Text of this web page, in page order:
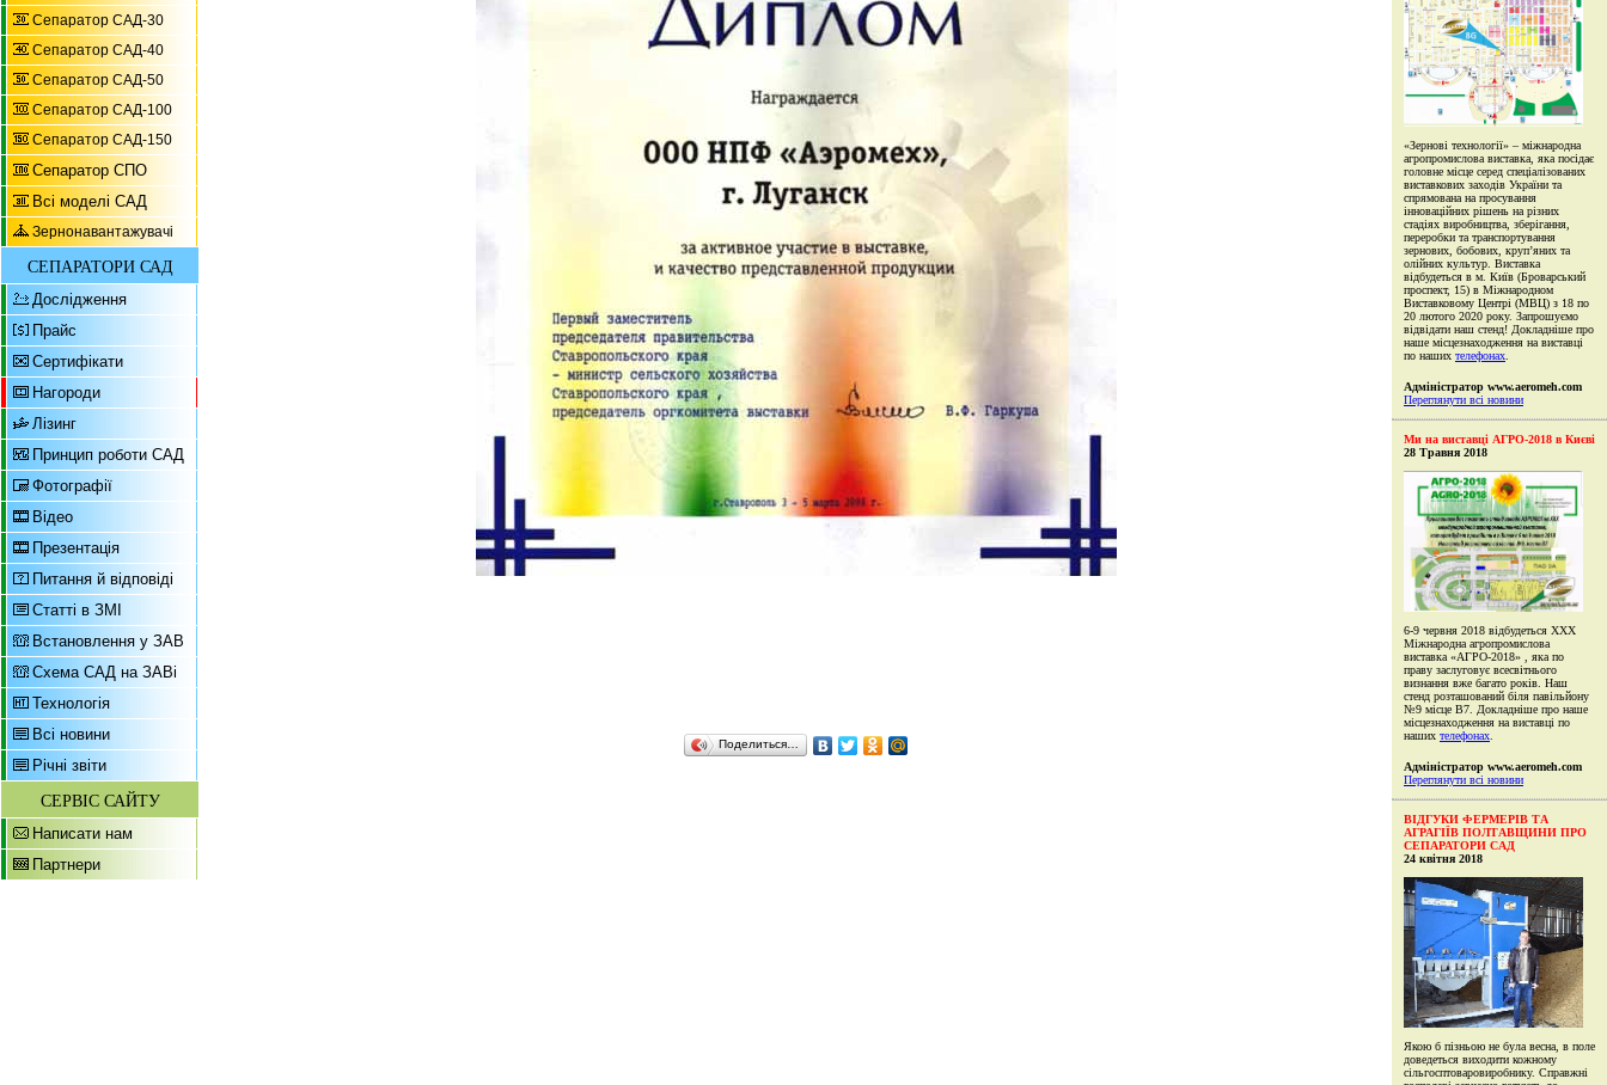
Сепаратор САД-30
Сепаратор САД-40
Сепаратор САД-50
Сепаратор САД-100
Сепаратор САД-150
Сепаратор СПО
Всі моделі САД
Зернонавантажувачі
СЕПАРАТОРИ САД
Дослідження
Прайс
Сертифікати
Нагороди
Лізинг
Принцип роботи САД
Фотографії
Відео
Презентація
Питання й відповіді
Статті в ЗМІ
Встановлення у ЗАВ
Схема САД на ЗАВі
Технологія
Всі новини
Річні звіти
СЕРВІС САЙТУ
Написати нам
Партнери
Поделиться…
«Зернові технології» – міжнародна
агропромислова виставка, яка посідає
головне місце серед спеціалізованих
виставкових заходів України та
спрямована на просування
інноваційних рішень на різних
стадіях виробництва, зберігання,
переробки та транспортування
зернових, бобових, круп’яних та
олійних культур. Виставка
відбудеться в м. Київ (Броварський
проспект, 15) в Міжнародном
Виставковому Центрі (МВЦ) з 18 по
20 лютого 2020 року. Запрошуємо
відвідати наш стенд! Докладніше про
наше місцезнаходження на виставці
по наших телефонах
Адміністратор www.aeromeh.com
Переглянути всі новини
Ми на виставці АГРО-2018 в Києві
28 Травня 2018
6-9 червня 2018 відбудеться XXX
Міжнародна агропромислова
виставка «АГРО-2018» , яка по
праву заслуговує всесвітнього
визнання вже багато років. Наш
стенд розташований біля павільйону
№9 місце В7. Докладніше про наше
місцезнаходження на виставці по
наших телефонах
Адміністратор www.aeromeh.com
Переглянути всі новини
ВІДГУКИ ФЕРМЕРІВ ТА
АГРАГІЇВ ПОЛТАВЩИНИ ПРО
СЕПАРАТОРИ САД
24 квiтня 2018
Якою б пізньою не була весна, в поле доведеться виходити кожному сільгосптоваровиробнику. Справжні господарі завчасно готують до посівної кампанії не лише землю і техніку, а й насіння. Відомо ж , що посієш – те й пожнеш. Якщо селянин кладе в ґрунт неякісне насіння, то всі досягнення аграрної науки і агротехнології втрачають свою ефективність. На заводі «АЕРОМЕХ», який розташований в місті Кремінна, Луганської області, виробляють обладнання , що здійснює очищення і калібрування зерна. Сепаратори аеродинамічні САД дозволяють сільгоспнику використовувати унікальну технологію очищення зерна. Саме вони мають особливу популярність на Україні, а також за її межами. ПСП «Дружба», що в Семенівському районі на Полтавщині, одне з найбільших сільгосппідприємств. В обробітку тут до восьми тисяч гектарів землі. Голова наглядової ради холдингу Сергій Васильович Семігрієнко опікується аж шістьма напрямками розвитку. Одним з пріорітетів є вирощування сільськогосподарської продукції. - Яка сівозміна в ПСП «Дружба» ? – Запитую агронома Анатолія Олександровича Шевченка. - Ми вирощуємо буряк, який займає від 600 до 1000 площі; кукурудзу – 3000 га., сою – 1200 га., озимі ячмінь і пшеницю – 1700 га., а також соняшник – 1000 га. – Розповідає А. О. Шевченко. – Значне місце в структурі нашого підприємства належить бджільництву, - продовжує фахівець, - на сьогодні маємо чотири тисячі вуликів, завдання на наступний рік – довести їх кількість до восьми тисяч. В майбутньому тут буде найбільша пасіка в Європі. - Маєте спеціальну культуру для збору меду? – Продовжую розмову з агрономом. - Так. Медоноси в земельній структурі ПСП «Дружба» займають площу 2000 гектарів. Серед поширених рослин у нас росте фацелія, коріандр, гречка, соняшник, гірчиця біла. Також вивчаємо двадцять нових медоносів, їх розвиток на наших землях і в даній кліматичній зоні. Маємо насіння таких культур, самі виростили три кілограми огіркової трави, потроху впроваджуємо в практику використання в якості медоносів різноманітних дерев, кущів, серед яких: липа, іван-чай та ін. - Чим ще займається підприємство? - Ще один напрямок має назву САПСАН. Це мисливство, розведення риби, а також зелений туризм. До речі, саме зелений туризм нині особливо популярний. На березі озера загальною площею 280 га. побудували комфортабельні будиночки, які здаємо бажаючим. Для відпочинку пропонуємо риболовлю, територія обладнана всім необхідним для приготування шашлику та ін. Серед новинок – АПІ будиночки. Вони зроблені у вигляді пірамід, аби людина змогла найбільш якісно насолодитися перевагами бджолиної терапії. - Своєрідний санаторій на бджолах? - шуткую із співрозмовником. - Так, але набагато краще і ефективніше. Особливо ефективно у нас розвивається торгівля, - продовжує розповідь А.О. Шевченко, - продаємо власну продукцію. - Яку саме? - Всі види овочів, підкреслюю – абсолютно всі; мед, продукцію бджільництва – зокрема три види медовухи та багато іншого. - Певно, маєте значну кількість працюючих? - Судіть самі, наприклад, новорічний корпоратив відвідали 600 чоловік. У власному ресторані, розрахованому на 90 місць, організовували святкування декілька разів поспіль. - Розкажіть про використання сепараторів аеродинамічних САД. - Ми маємо вже три таких агрегати. Спочатку купили сепаратор, розрахований на десять тонн зерна, пізніше, через певний проміжок часу придбали два двадцятитонника. Зазначу, що вони у нас постійно в роботі. Ми їх дещо вдосконалили, поставили на дерев’яні полоски, і тепер переміщуємо туди, де потрібно. Створили навіть цілу лінію з них, на якій виконуємо сушку і первинне очищення насіння. САД добре як для первинного обробітку, так і для відбору елітного насіння. Зазначу, що ми дуже задоволені сепараторами. Сепаратор САД дуже простий і зрозумілий аграріям, а тому легкий у використанні і ефективно працює. Машини для очищення зерна використовують в своїй основі взаємодію сильного потоку повітря із зерном, яке сиплеться в це повітря. САД підвищує урожайність на 4 – 6 ц/га. Все елітне насіння ми пропускаємо через сепаратори. – Продовжує розповідь агроном. – Дивіться, питома вага у зерна різна. Наука встановила, і ми своїм досвідом підтверджуємо, що важче зерно набагато життєздатніше, дає кращу схожість. Ми випробували це на німецькому сорті насіння сої. Купили еліту. Те зерно, яке пропустили через аеродинамічний сепаратор, дало на 4 ц/га. більшу урожайність. Хоча не відмовляємося і від першої репродукції закордонного насіння. - Підприємство велике, активне, а тому, напевно, є так би мовити містоутворюючим в регіоні? - Так, дійсно. Велике значення має те, що господар місцевий. І результат гарний, а головне – діти не шукають кращої долі, а лишаються на підприємстві. Один син керує торгівлею, другий має сад, землю. Це показово. Люди не збираються нікуди від’їжджати, а тому є і стабільність, і розвиток. Серед активних користувачів САДу Максим Миколайович Дяченко (ФОП ДЯЧЕНКО М.М. Гребінківський район, село Кулаженці). Колишній вчитель в 2006 році взяв у оренду 200 гектарів землі і почав сіяти на них пшеницю, ячмінь, сою, кукурудзу та соняшник. Нині це успішний фермер, який не лише створив робочі місця, чим забезпечив людей зайнятістю і доходом, а й активно допомагає школі, дитсадку, сільській раді розчищати сніг, забезпечувати установи дровами, вивозити сміття та ін. Крім вирощування зернових та технічних культур підприємець займається допоміжною діяльністю у рослинництві – надає послуги оранки, збирання, віяння, калібрування зерна, іншими словами – підготовки посівного матеріалу. - Саме для цієї мети я і придбав у свій час сепаратор аеродинамічний ( САД 5), - розповідає Максим Миколайович. – Переконався, що це якісно. Але у нього була дуже мала продуктивність для мене. Тому прийняв рішення, купити більш продуктивний сепаратор. Була поставлена чітка умова – зберегти якість і збільшити продуктивність. Партнери мені порекомендували САД -10. Ним дуже задоволені, і всім знайомим раджу. - Чому вибрали продукцію саме заводу «АЕРОМЕХ» ? - Таку ж продукцію виробляють і в м. Харків, - говорить фермер, - дійсно, є аналог, є конкуренція. Але коли я спочатку запланував купити сепаратор, то поцікавився у тих людей, які вже мали даний механізм. Виявилося, що в харківських сепараторів відсутній вібролоток. через це у них часто забивається прохід зерна, або насіння пересипається нерівномірно; а у САДа, саме за рахунок вібролотка, не забивається прохід зерна, і кожна насінинка розтрушується по всій ширині. Проходить якісніша продувка, і на гора видається кращий результат. - Які культури ви пропускаєте через сепаратор? - Ефективно використовується пшениця, ячмінь, соя. Спробували ще й сочевицю, яку нещодавно привезли колеги. Лишилися дуже задоволеними. Гарний результат у гречки, яку теж почали прочищати в цьому році. Все залежить від об’ємів. - Тобто об’єми у вас збільшилися ? - Звичайно. Через це я змушений був повернути САД-5 виробникам, які успішно продали агрегат, а мені привезли САД-10 для господарювання. За таке порозуміння і допомогу я дуже їм вдячний. З ними маю нормальні партнерські стосунки, і тепер вже консультую людей свого регіону з цього приводу. - Своєрідний менеджер – консультант ? - Саме так, - наголосив М. М. Дяченко. Олександр Петрович Ярошенко керівник ТОВ «Залісся 2007», що в селі Попівка Миргородського району на Полтавщині, познайомився з представниками заводу «АЕРОМЕХ» на виставці в Києві. Ще перед війною побував у Луганську, де раніше розміщався завод, і там придбав аеродинамічний сепаратор. - САД за моїм проханням дещо удосконалили, - розповідає підприємець, - його зробили з циклоном, із завантажувальним і вивантажувальним шнеками, а також поставили на колеса. Він самохідний. До того ж, в ньому є електромотор, який використовує до 15 кВт. енергії. - Яке зерно сипите в сепаратор? - Продукція завантажується відразу з поля. Він дуже зручний у використанні і мінімально затратний в плані робочої сили. Якщо зерно сухе, агрегат обслуговує одна людина. Коли соя волога, ставимо решето. Соя у нас завжди ідеальна. - А чому саме соя? – Продовжую бесіду з аграрієм. - Справа в тім, що основна культура, яку вирощуємо на 320 га. землі – це соя. Тільки в цьому році вперше посіяли кукурудзу. З соєю ми вже маємо певний досвід, відповідно культура гарної якості. Трейдери продали сою з мого поля в Німеччину. Бере сою і запорізька фірма «Сірена». До того ж рослина добре очищена і відкалібрована. Адже САД і чистить, і калібрує, а посівне зерно в ньому не травмується. Ще один фактор, який вплинув на пріоритет сої в моєму господарстві – аналіз землі. Згідно даних експертизи, ми і стали тут сіяти найбільш рентабельну культуру. Хоча треба зазначити, що є ділянки , які взагалі дуже мало родять. Загалом же - принцип один: якщо до землі з розумом, то є і віддача. (Не заважало б лише керівництво). - Розкажіть про господарство. - Наше підприємство займає близько 8% площі серед загальної кількості землі сільської ради. Це все паї. Люди на пай отримують 10% від вартості. Сам пай становить близько 3 га. В 2017 році купили в лізинговий кредит новий комбайн «Ньюхоланд (CR790)». Я проживаю у Запоріжжі, тут маю десять офіційних працівників. Є депутатом сільської ради. Спільно з сільською радою зробили освітлення вулиці Долина, - поділився аграрій. Йдемо на тік. Сепаратор знаходиться в робочому стані, готовий приймати для очищення насіння. Господар показує фотографії, коли агрегат був у роботі. Зрозуміло, що механізм корисний і потрібний. Про те, що САД – важлива складова в агробізнесі, говорять і в ПП «Житниця 2010», яке знаходиться в селі Розсошинці Полтавського району. Керівник Володимир Борисович Вакарюк. Працівники радо показують сепаратор і розповідають, що саме він дуже добре очищає пшеницю, сою , кукурудзу, насіння соняшника. Влітку 2017 року його придбали. На підприємстві знаходиться вже півроку. За цей час стало зрозуміло, що САД здійснює успішно очищення з поля. На посів відбирається краще зерно, бо половинки і биті на